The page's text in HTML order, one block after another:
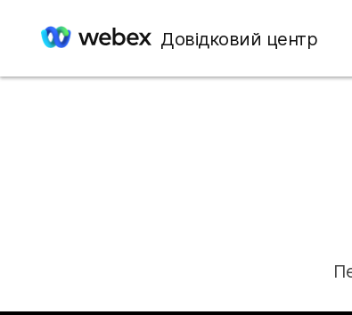
Довідковий центр